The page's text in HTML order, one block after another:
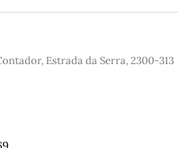
Estrada da Serra, 2300-313